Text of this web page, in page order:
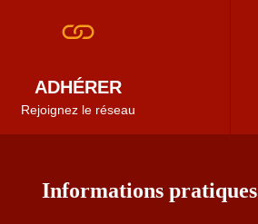
ADHÉRER
Rejoignez le réseau
Informations pratiques